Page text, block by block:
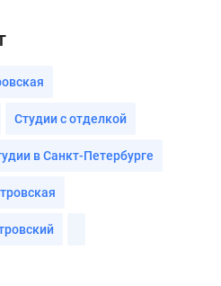
Студии с отделкой
в Санкт-Петербурге